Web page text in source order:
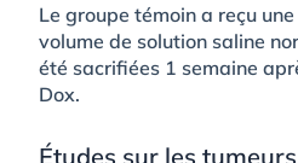
Le groupe témoin a reçu
volume de solution saline
été sacrifiées 1 semaine
Dox.
Études sur les tumeurs